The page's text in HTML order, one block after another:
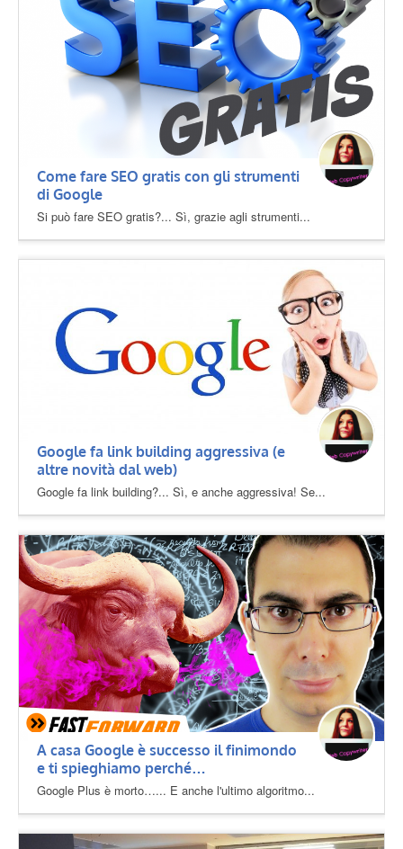
Come fare SEO gratis con gli strumenti
di Google
Si può fare SEO gratis?... Sì, grazie agli strumenti...
Google fa link building aggressiva (e
altre novità dal web)
Google fa link building?... Sì, e anche aggressiva! Se...
A casa Google è successo il finimondo
e ti spieghiamo perché…
Google Plus è morto…... E anche l'ultimo algoritmo...